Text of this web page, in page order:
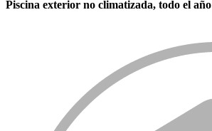
Piscina exterior no climatizada, todo el año